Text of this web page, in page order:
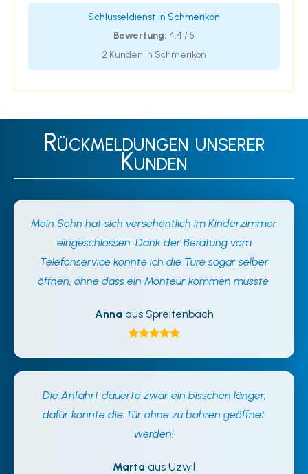
Schlüsseldienst in Schmerikon
Bewertung: 4.4 / 5
2 Kunden in Schmerikon
Rückmeldungen unserer
Kunden
Mein Sohn hat sich versehentlich im Kinderzimmer
eingeschlossen. Dank der Beratung vom
Telefonservice konnte ich die Türe sogar selber
öffnen, ohne dass ein Monteur kommen musste.
Anna aus Spreitenbach
Die Anfahrt dauerte zwar ein bisschen länger,
dafür konnte die Tür ohne zu bohren geöffnet
werden!
Marta aus Uzwil